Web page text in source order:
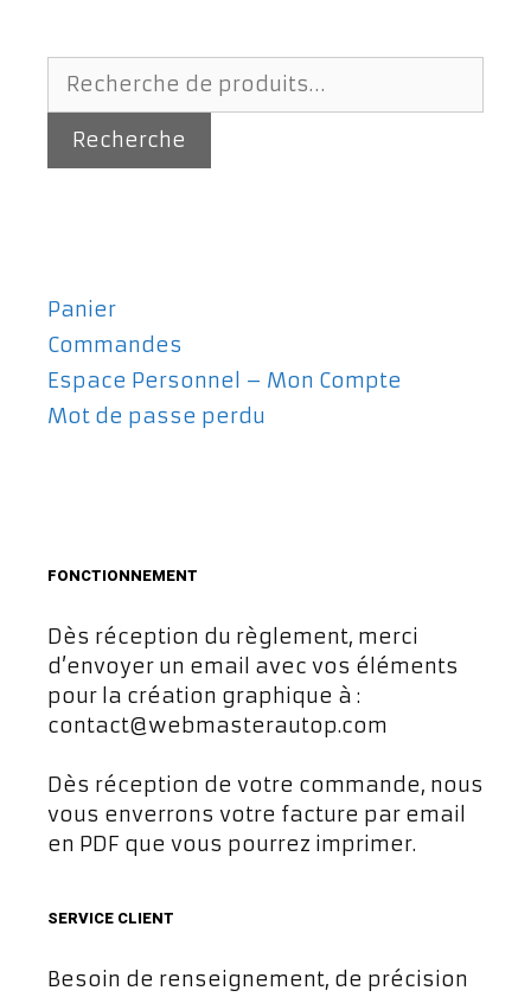
Recherche
pour :
Recherche
Panier
Commandes
Espace Personnel – Mon Compte
Mot de passe perdu
FONCTIONNEMENT
Dès réception du règlement, merci
d’envoyer un email avec vos éléments
pour la création graphique à :
contact@webmasterautop.com
Dès réception de votre commande, nous
vous enverrons votre facture par email
en PDF que vous pourrez imprimer.
SERVICE CLIENT
Besoin de renseignement, de précision